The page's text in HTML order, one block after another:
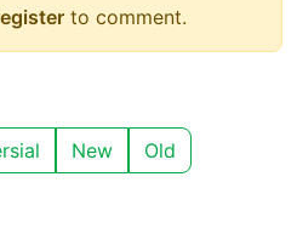
to comment.
New Old